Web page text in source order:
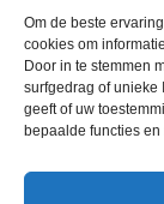
Om de beste
cookies om
Door in te stemmen
surfgedrag of unieke
geeft of uw
bepaalde functies